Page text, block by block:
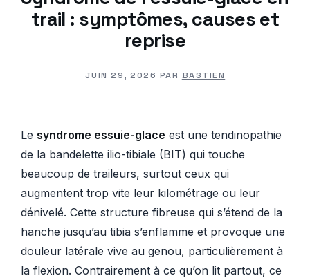
trail : symptômes, causes et
reprise
JUIN 29, 2026 PAR BASTIEN
Le syndrome essuie-glace est une tendinopathie
de la bandelette ilio-tibiale (BIT) qui touche
beaucoup de traileurs, surtout ceux qui
augmentent trop vite leur kilométrage ou leur
dénivelé. Cette structure fibreuse qui s’étend de la
hanche jusqu’au tibia s’enflamme et provoque une
douleur latérale vive au genou, particulièrement à
la flexion. Contrairement à ce qu’on lit partout, ce